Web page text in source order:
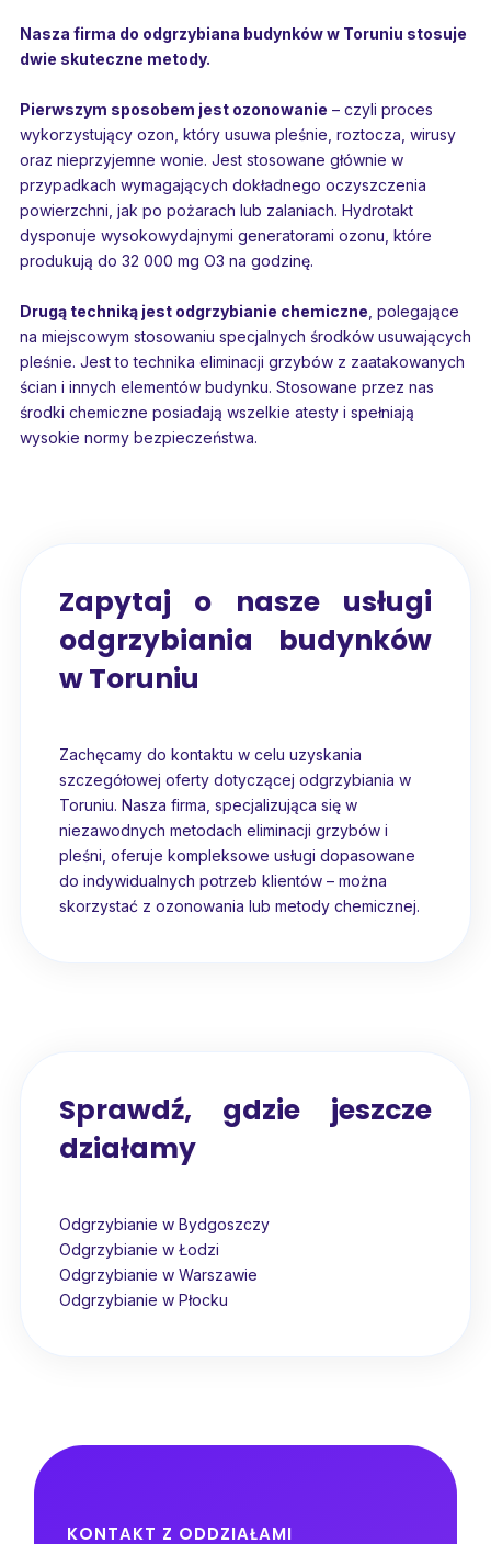
Nasza firma do odgrzybiana budynków w Toruniu stosuje
dwie skuteczne metody.
Pierwszym sposobem jest ozonowanie – czyli proces
wykorzystujący ozon, który usuwa pleśnie, roztocza, wirusy
oraz nieprzyjemne wonie. Jest stosowane głównie w
przypadkach wymagających dokładnego oczyszczenia
powierzchni, jak po pożarach lub zalaniach. Hydrotakt
dysponuje wysokowydajnymi generatorami ozonu, które
produkują do 32 000 mg O3 na godzinę.
Drugą techniką jest odgrzybianie chemiczne , polegające
na miejscowym stosowaniu specjalnych środków usuwających
pleśnie. Jest to technika eliminacji grzybów z zaatakowanych
ścian i innych elementów budynku. Stosowane przez nas
środki chemiczne posiadają wszelkie atesty i spełniają
wysokie normy bezpieczeństwa.
Zapytaj o nasze usługi
odgrzybiania budynków
w Toruniu
Zachęcamy do kontaktu w celu uzyskania
szczegółowej oferty dotyczącej odgrzybiania w
Toruniu. Nasza firma, specjalizująca się w
niezawodnych metodach eliminacji grzybów i
pleśni, oferuje kompleksowe usługi dopasowane
do indywidualnych potrzeb klientów – można
skorzystać z ozonowania lub metody chemicznej.
Sprawdź, gdzie jeszcze
działamy
Odgrzybianie w Bydgoszczy
Odgrzybianie w Łodzi
Odgrzybianie w Warszawie
Odgrzybianie w Płocku
KONTAKT Z ODDZIAŁAMI